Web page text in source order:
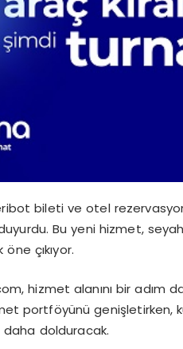
bileti ve otel
Bu yeni hizmet,
çıkıyor.
hizmet alanını bir adım
portföyünü genişletirken,
daha dolduracak.